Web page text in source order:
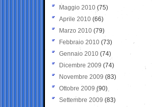
Maggio 2010 (75)
Aprile 2010 (66)
Marzo 2010 (79)
Febbraio 2010 (73)
Gennaio 2010 (74)
Dicembre 2009 (74)
Novembre 2009 (83)
Ottobre 2009 (90)
Settembre 2009 (83)